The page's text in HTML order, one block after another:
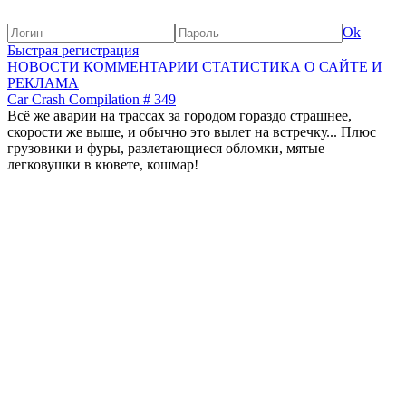
Ok
Быстрая регистрация
НОВОСТИ КОММЕНТАРИИ СТАТИСТИКА О САЙТЕ И
РЕКЛАМА
Car Crash Compilation # 349
Всё же аварии на трассах за городом гораздо страшнее,
скорости же выше, и обычно это вылет на встречку... Плюс
грузовики и фуры, разлетающиеся обломки, мятые
легковушки в кювете, кошмар!